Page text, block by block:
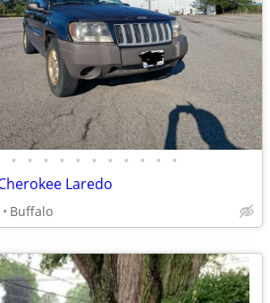
• • • • • • • • • • •
Laredo
Buffalo